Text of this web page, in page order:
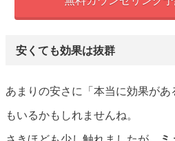
安くても効果は抜群
あまりの安さに「本当に効果が
もいるかもしれませんね。